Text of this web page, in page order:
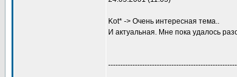
Kot* -> Очень интересная тема..
И актуальная. Мне пока удалось